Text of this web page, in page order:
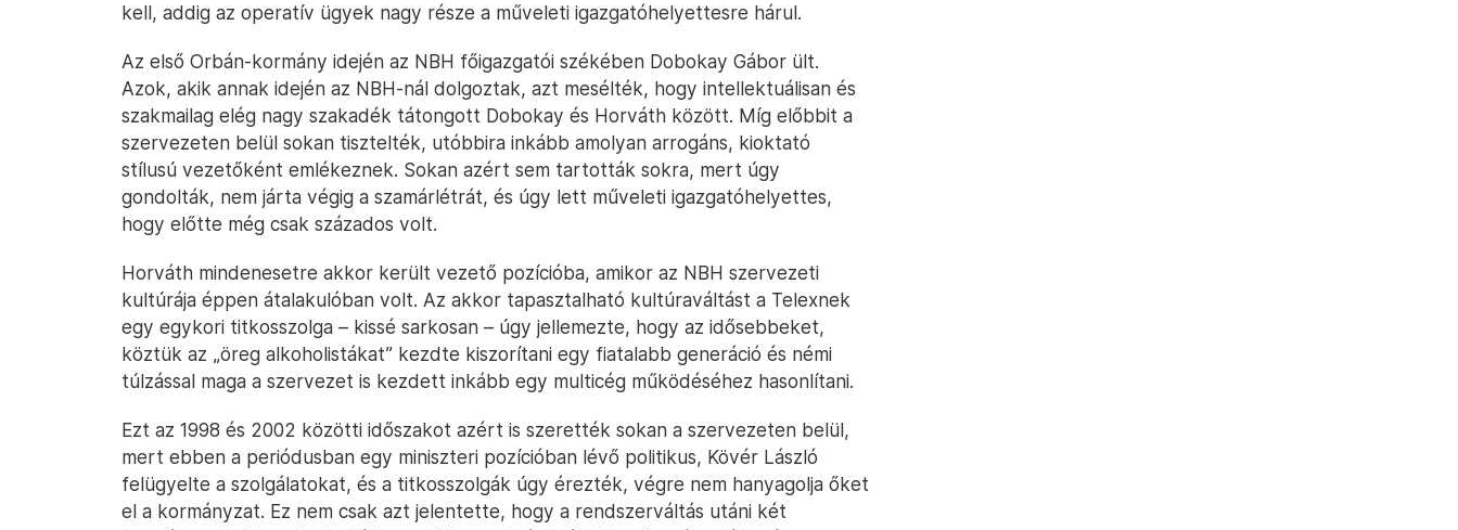
kell, addig az operatív ügyek nagy része a műveleti igazgatóhelyettesre hárul.
Az első Orbán-kormány idején az NBH főigazgatói székében Dobokay Gábor ült.
Azok, akik annak idején az NBH-nál dolgoztak, azt mesélték, hogy intellektuálisan és
szakmailag elég nagy szakadék tátongott Dobokay és Horváth között. Míg előbbit a
szervezeten belül sokan tisztelték, utóbbira inkább amolyan arrogáns, kioktató
stílusú vezetőként emlékeznek. Sokan azért sem tartották sokra, mert úgy
gondolták, nem járta végig a szamárlétrát, és úgy lett műveleti igazgatóhelyettes,
hogy előtte még csak százados volt.
Horváth mindenesetre akkor került vezető pozícióba, amikor az NBH szervezeti
kultúrája éppen átalakulóban volt. Az akkor tapasztalható kultúraváltást a Telexnek
egy egykori titkosszolga – kissé sarkosan – úgy jellemezte, hogy az idősebbeket,
köztük az „öreg alkoholistákat” kezdte kiszorítani egy fiatalabb generáció és némi
túlzással maga a szervezet is kezdett inkább egy multicég működéséhez hasonlítani.
Ezt az 1998 és 2002 közötti időszakot azért is szerették sokan a szervezeten belül,
mert ebben a periódusban egy miniszteri pozícióban lévő politikus, Kövér László
felügyelte a szolgálatokat, és a titkosszolgák úgy érezték, végre nem hanyagolja őket
el a kormányzat. Ez nem csak azt jelentette, hogy a rendszerváltás utáni két